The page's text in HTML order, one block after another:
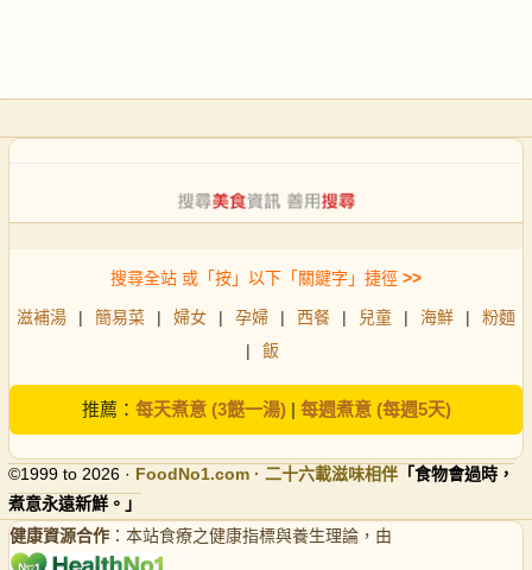
搜尋全站 或「按」以下「關鍵字」捷徑 >>
滋補湯 | 簡易菜 | 婦女 | 孕婦 | 西餐 | 兒童 | 海鮮 |
粉麵
|
飯
推薦： 每天煮意 (3餸一湯)| 每週煮意 (每週5天)
©1999 to 2026 · FoodNo1.com · 二十六載滋味相伴 「食物會過時，
煮意永遠新鮮。」
健康資源合作 ：本站食療之健康指標與養生理論，由